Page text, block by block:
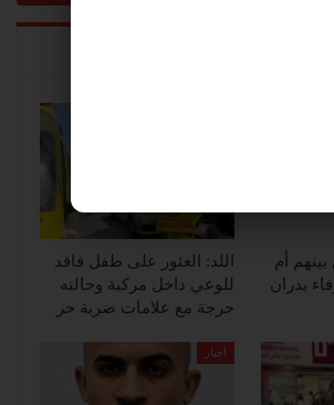
بينهم أم
بدران
اللد: العثور على طفل فاقد
للوعي داخل مركبة وحالته
حرجة مع علامات ضربة حر
أخبار